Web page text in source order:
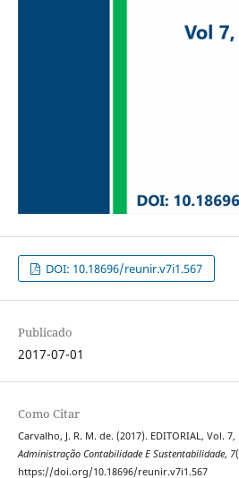
DOI: 10.18696/reunir.v7i1.567
Publicado
2017-07-01
Como Citar
Carvalho, J. R. M. de. (2017). EDITORIAL, Vol. 7,
Administração Contabilidade E Sustentabilidade, 7
https://doi.org/10.18696/reunir.v7i1.567